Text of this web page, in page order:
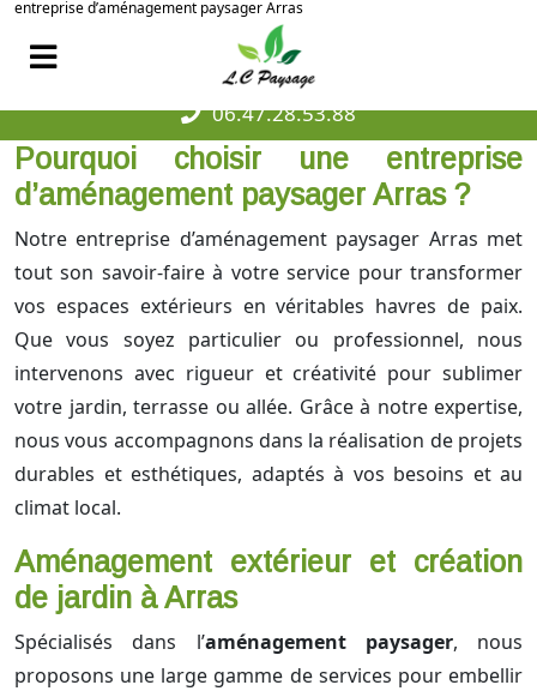
entreprise d’aménagement paysager Arras
06.47.28.53.88
Pourquoi choisir une entreprise
d’aménagement paysager Arras ?
Notre entreprise d’aménagement paysager Arras met
tout son savoir-faire à votre service pour transformer
vos espaces extérieurs en véritables havres de paix.
Que vous soyez particulier ou professionnel, nous
intervenons avec rigueur et créativité pour sublimer
votre jardin, terrasse ou allée. Grâce à notre expertise,
nous vous accompagnons dans la réalisation de projets
durables et esthétiques, adaptés à vos besoins et au
climat local.
Aménagement extérieur et création
de jardin à Arras
Spécialisés dans l’aménagement paysager, nous
proposons une large gamme de services pour embellir